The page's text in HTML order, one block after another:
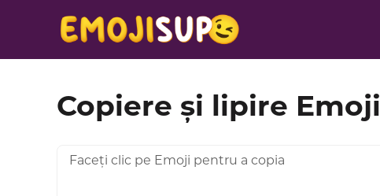
Copiere și lipire Emoji